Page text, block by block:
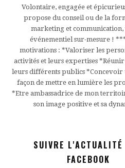
Volontaire, engagée et
propose du conseil ou de la
marketing et communication,
événementiel sur-mesure !
motivations : *Valoriser les
activités et leurs expertises *Réunir
leurs différents publics *Concevoir
façon de mettre en lumière les
*Etre ambassadrice de mon
son image positive et sa
SUIVRE L'ACTUALITÉ
FACEBOOK